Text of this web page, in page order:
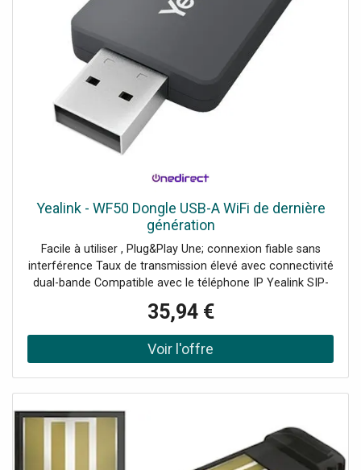
Yealink - WF50 Dongle USB-A WiFi de dernière
génération
Facile à utiliser , Plug&Play Une; connexion fiable sans
interférence Taux de transmission élevé avec connectivité
dual-bande Compatible avec le téléphone IP Yealink SIP-
TG27G / T41S / T42S / T46S / T48S
35,94 €